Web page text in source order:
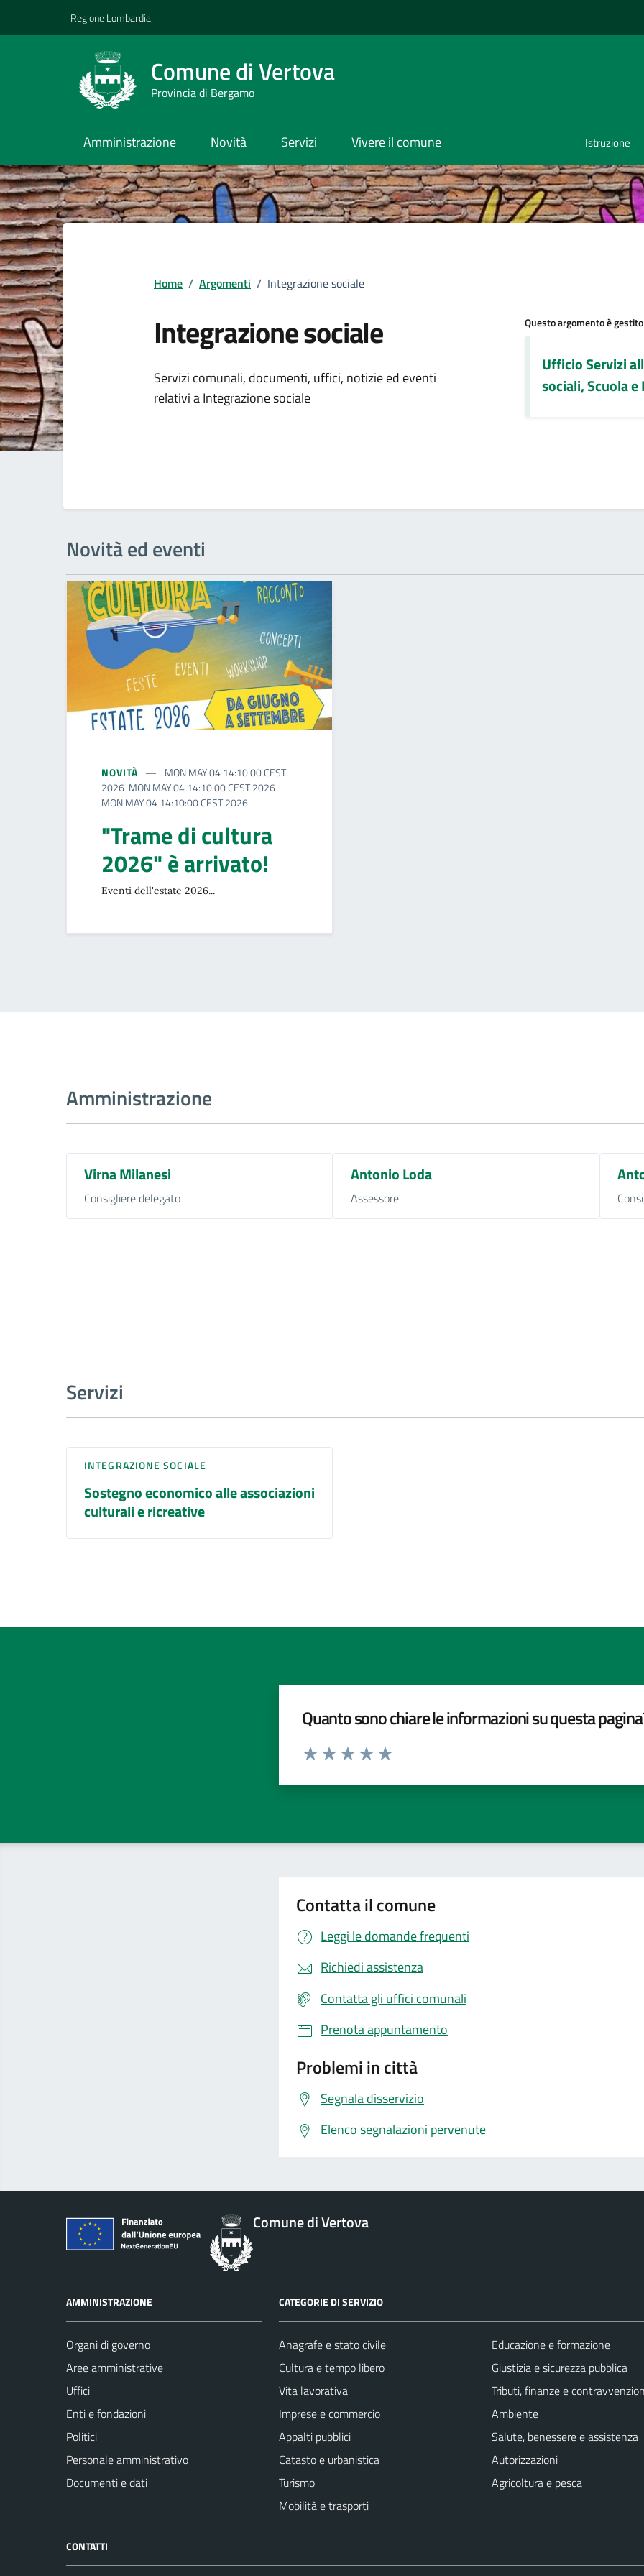
Regione Lombardia
Comune di Vertova
Provincia di Bergamo
Amministrazione Novità Servizi Vivere il comune Istruzione
Home / Argomenti / Integrazione sociale
Integrazione sociale
Dettagli della notizia
Servizi comunali, documenti, uffici, notizie ed eventi
relativi a Integrazione sociale
Questo argomento è
Ufficio Servizi
sociali, Scuola e
Novità ed eventi
NOVITÀ
MON MAY 04 14:10:00 CEST
2026 MON MAY 04 14:10:00 CEST 2026
MON MAY 04 14:10:00 CEST 2026
"Trame di cultura
2026" è arrivato!
Eventi dell'estate 2026...
Amministrazione
Virna Milanesi
Consigliere delegato
Antonio Loda
Assessore
Servizi
INTEGRAZIONE SOCIALE
Sostegno economico alle associazioni
culturali e ricreative
Quanto sono chiare le informazioni su questa
Valuta da 1 a 5 stelle la pagina
Contatta il comune
Leggi le domande frequenti
Richiedi assistenza
Contatta gli uffici comunali
Prenota appuntamento
Problemi in città
Segnala disservizio
Elenco segnalazioni pervenute
Comune di Vertova
AMMINISTRAZIONE
Organi di governo
Aree amministrative
Uffici
Enti e fondazioni
Politici
Personale amministrativo
Documenti e dati
CATEGORIE DI SERVIZIO
Anagrafe e stato civile
Cultura e tempo libero
Vita lavorativa
Imprese e commercio
Appalti pubblici
Catasto e urbanistica
Turismo
Mobilità e trasporti
Educazione e formazione
Giustizia e sicurezza pubblica
Tributi, finanze e
Ambiente
Salute, benessere e assistenza
Autorizzazioni
Agricoltura e pesca
CONTATTI